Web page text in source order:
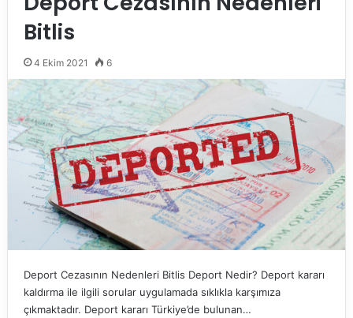
Bitlis
4 Ekim 2021 6
Deport Cezasının Nedenleri Bitlis Deport Nedir? Deport kararı
kaldırma ile ilgili sorular uygulamada sıklıkla karşımıza
çıkmaktadır. Deport kararı Türkiye’de bulunan…